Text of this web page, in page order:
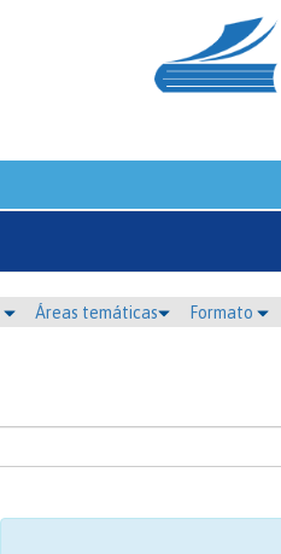
Áreas temáticas Formato